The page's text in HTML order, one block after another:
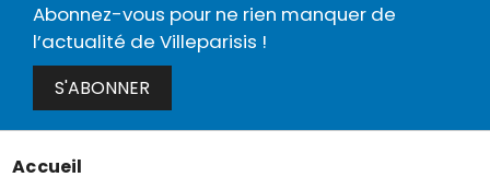
Abonnez-vous pour ne rien manquer de
l’actualité de Villeparisis !
S'ABONNER
Menu
Accueil